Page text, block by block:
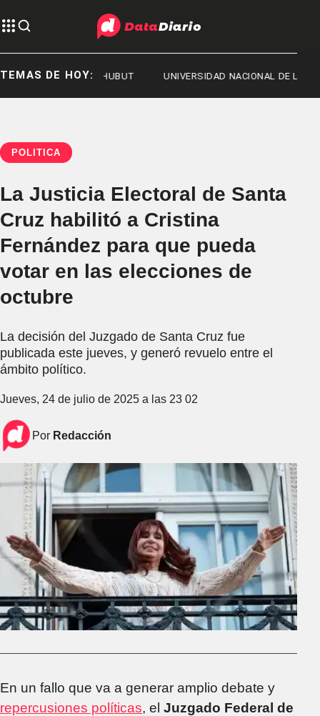
TEMAS DE HOY:
2026 CHUBUT UNIVERSIDAD NACIONAL DE LA PLATA
POLÍTICA
La Justicia Electoral de Santa
Cruz habilitó a Cristina
Fernández para que pueda
votar en las elecciones de
octubre
La decisión del Juzgado de Santa Cruz fue
publicada este jueves, y generó revuelo entre el
ámbito político.
Jueves, 24 de julio de 2025 a las 23 02
Por Redacción
En un fallo que va a generar amplio debate y
repercusiones políticas, el Juzgado Federal de